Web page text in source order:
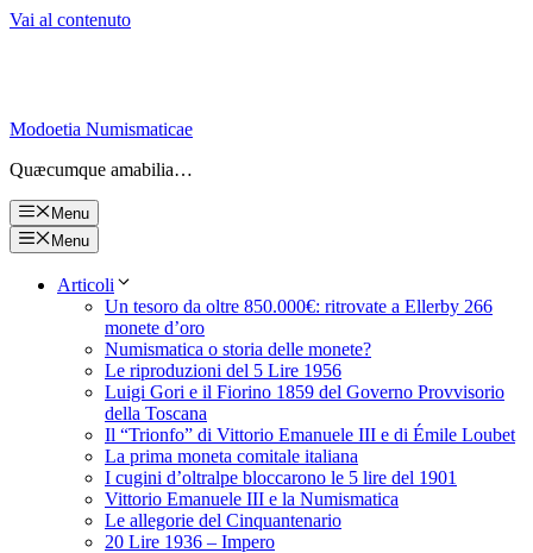
Vai al contenuto
Modoetia Numismaticae
Quæcumque amabilia…
Menu
Menu
Articoli
Un tesoro da oltre 850.000€: ritrovate a Ellerby 266
monete d’oro
Numismatica o storia delle monete?
Le riproduzioni del 5 Lire 1956
Luigi Gori e il Fiorino 1859 del Governo Provvisorio
della Toscana
Il “Trionfo” di Vittorio Emanuele III e di Émile Loubet
La prima moneta comitale italiana
I cugini d’oltralpe bloccarono le 5 lire del 1901
Vittorio Emanuele III e la Numismatica
Le allegorie del Cinquantenario
20 Lire 1936 – Impero